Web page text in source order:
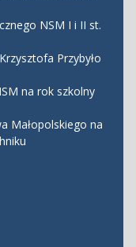
NSM I i II st.
Przybyło
na rok szkolny
Małopolskiego na